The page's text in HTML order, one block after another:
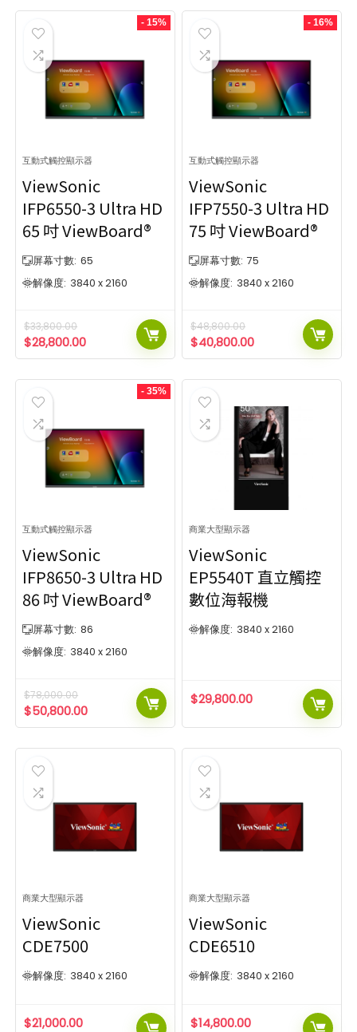
- 15%
互動式觸控顯示器
ViewSonic
IFP6550-3 Ultra HD
65 吋 ViewBoard®
屏幕寸數: 65
解像度: 3840 x 2160
$33,800.00
$28,800.00
- 16%
互動式觸控顯示器
ViewSonic
IFP7550-3 Ultra HD
75 吋 ViewBoard®
屏幕寸數: 75
解像度: 3840 x 2160
$48,800.00
$40,800.00
- 35%
互動式觸控顯示器
ViewSonic
IFP8650-3 Ultra HD
86 吋 ViewBoard®
屏幕寸數: 86
解像度: 3840 x 2160
$78,000.00
$50,800.00
商業大型顯示器
ViewSonic
EP5540T 直立觸控
數位海報機
解像度: 3840 x 2160
$29,800.00
商業大型顯示器
ViewSonic
CDE7500
解像度: 3840 x 2160
$21,000.00
商業大型顯示器
ViewSonic
CDE6510
解像度: 3840 x 2160
$14,800.00